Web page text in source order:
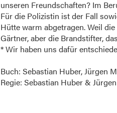
unseren Freundschaften? Im
Für die Polizistin ist der Fall
Hütte warm abgetragen. Weil
Gärtner, aber die Brandstifter,
* Wir haben uns dafür
Buch: Sebastian Huber, Jürgen
Regie: Sebastian Huber &